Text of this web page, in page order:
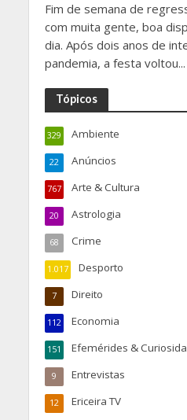
Fim de semana de
com muita gente, boa
dia. Após dois anos de
pandemia, a festa voltou...
Tópicos
Ambiente
329
Anúncios
22
Arte & Cultura
767
Astrologia
20
Crime
68
Desporto
1.017
Direito
7
Economia
112
Efemérides &
151
Entrevistas
9
Ericeira TV
12